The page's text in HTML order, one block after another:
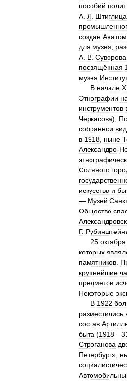
пособий
А Л Штиглица
создан
для музея
А В Суворова
посвящённая
музея
В начале
Этнографии
инструментов
Черкасова),
собранной
в 1918 ныне
Александро-
Соляного
искусства и
— Музей
Обществе
Г.
25 октября
которых
памятников
крупнейшие
предметов
Некоторые
В 1922
разместились
состав
быта (1918—31
Строганова
Петербург»,